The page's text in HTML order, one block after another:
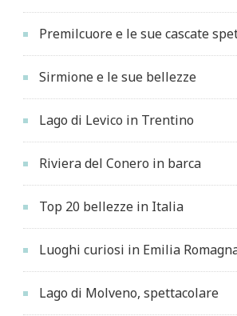
Premilcuore e le sue cascate
Sirmione e le sue bellezze
Lago di Levico in Trentino
Riviera del Conero in barca
Top 20 bellezze in Italia
Luoghi curiosi in Emilia
Lago di Molveno, spettacolare